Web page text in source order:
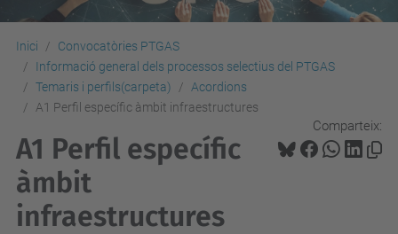
Inici
Convocatòries PTGAS
Informació general dels processos selectius del PTGAS
Temaris i perfils(carpeta)
Acordions
A1 Perfil específic àmbit infraestructures
Comparteix:
A1 Perfil específic
àmbit
infraestructures